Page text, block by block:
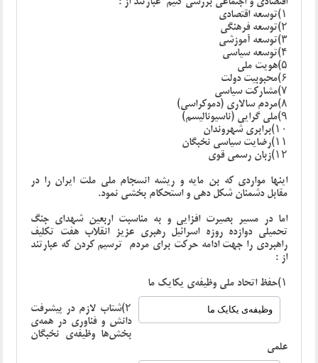
۱)توسعه اقتصادی
۲)توسعه فرهنگی
۳)توسعه آموزشی
۴)توسعه سیاسی
۵)هویت ملی
۶)محبوبیت دولت
۷)مشارکت سیاسی
۸)مردم سالاری (دموکراسی)
۹)ملی گرایی (ناسیونالیسم)
۱۰)برابری شهروندان
۱۱)رضایت سیاسی نخبگان
۱۲)زبان رسمی قوی
اینها مواردی که بن مایه و ریشه انسجام ملی ملت ایران را در
مقابل دشمنان شکل دهی و استحکام بخشی نمود.
اما در مسیر بصیرت افزایی و به مناسبت اربعین شهدای جنگ
تحمیلی دوازده روزه اسرائیل رهبری عزیز انقلاب هفت تکلیف
راهبردی را جهت ادامه حرکت برای مردم ترسیم کردن که عبارتند
از :
۱)حفظ اتحاد ملی وظیفه‌ی یکایک ما
وظیفه‌ی یکایک ما ۲)شتاب لازم در پیشرفت
دانش و فناوری در همه‌ی
بخش‌ها وظیفه‌ی نخبگان
علمی